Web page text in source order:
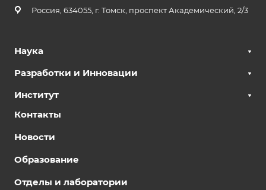
Россия, 634055, г. Томск, проспект Академический, 2/3
Наука
Разработки и Инновации
Институт
Контакты
Новости
Образование
Отделы и лаборатории